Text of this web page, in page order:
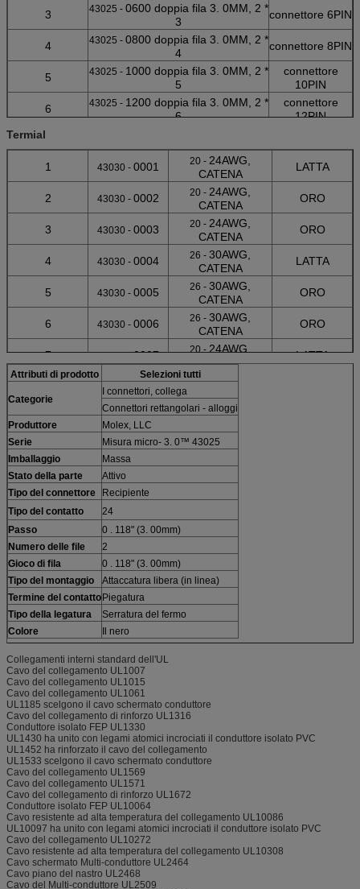
3 43025 - 0600 doppia fila 3. 0MM, 2 *
3
connettore 6PIN
4 43025 - 0800 doppia fila 3. 0MM, 2 *
4
connettore 8PIN
5 43025 - 1000 doppia fila 3. 0MM, 2 *
5
connettore
10PIN
6
43025 - 1200 doppia fila 3. 0MM, 2 *
6
connettore
12PIN
7
7
14PIN
8
43025 -1600 doppia fila 3. 0MM, 2 *
8
connettore
16PIN
9
43025 -1800 doppia fila 3. 0MM, 2 *
9
connettore
18PIN
10
43025 -2000 doppie file 3. 0MM, 2 *
10
connettore
20PIN
11
43025 -2200 doppia fila 3. 0MM, 2 *
11
connettore
22PIN
12
43025 -2400 doppia fila 3. 0MM, 2 *
12
connettore
24PIN
Termial
1 43030 - 0001 20 - 24AWG,
CATENA
LATTA
2 43030 - 0002 20 - 24AWG,
CATENA
ORO
3 43030 - 0003 20 - 24AWG,
CATENA
ORO
4 43030 - 0004 26 - 30AWG,
CATENA
LATTA
5 43030 - 0005 26 - 30AWG,
CATENA
ORO
6 43030 - 0006 26 - 30AWG,
CATENA
ORO
7 43030 -0007 20 -24AWG,
SCIOLTO
LATTA
43030 -0008 20 -24AWG,
9 43030 -0009 20 -24AWG,
10 43030 -0010 26 -30AWG,
11 43030 -0011
12 43030 -
SCIOLTO
13 43030 -
UL1061 - 18AWG,
CATENA
Attributi di prodotto Selezioni tutti
Categorie
I connettori, collega
Connettori rettangolari - alloggi
Produttore
Molex, LLC
Serie
Misura micro- 3. 0™ 43025
Imballaggio
Massa
Stato della parte
Attivo
Tipo del connettore
Recipiente
Tipo del contatto
24
Passo
0 . 118" (3. 00mm)
Numero delle file
2
Gioco di fila
0 . 118" (3. 00mm)
Tipo del montaggio
Attaccatura libera (in linea)
Termine del contattoPiegatura
Tipo della legatura
Serratura del fermo
Colore
Il nero
Collegamenti interni standard dell'UL
Cavo del collegamento UL1007
Cavo del collegamento UL1015
Cavo del collegamento UL1061
UL1185 scelgono il cavo schermato conduttore
Cavo del collegamento di rinforzo UL1316
Conduttore isolato FEP UL1330
UL1430 ha unito con legami atomici incrociati il conduttore isolato PVC
UL1452 ha rinforzato il cavo del collegamento
UL1533 scelgono il cavo schermato conduttore
Cavo del collegamento UL1569
Cavo del collegamento UL1571
Cavo del collegamento di rinforzo UL1672
Conduttore isolato FEP UL10064
Cavo resistente ad alta temperatura del collegamento UL10086
UL10097 ha unito con legami atomici incrociati il conduttore isolato PVC
Cavo del collegamento UL10272
Cavo resistente ad alta temperatura del collegamento UL10308
Cavo schermato Multi-conduttore UL2464
Cavo piano del nastro UL2468
Cavo del Multi-conduttore UL2509